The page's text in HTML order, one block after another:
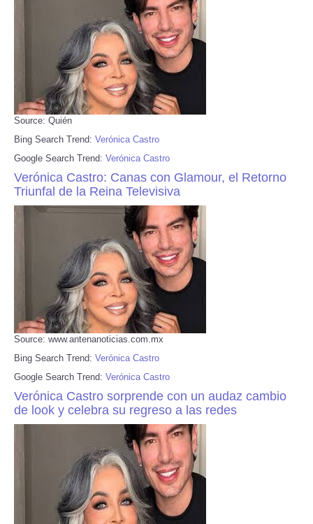
Source: Quién
Bing Search Trend: Verónica Castro
Google Search Trend: Verónica Castro
Verónica Castro: Canas con Glamour, el Retorno
Triunfal de la Reina Televisiva
Source: www.antenanoticias.com.mx
Bing Search Trend: Verónica Castro
Google Search Trend: Verónica Castro
Verónica Castro sorprende con un audaz cambio
de look y celebra su regreso a las redes